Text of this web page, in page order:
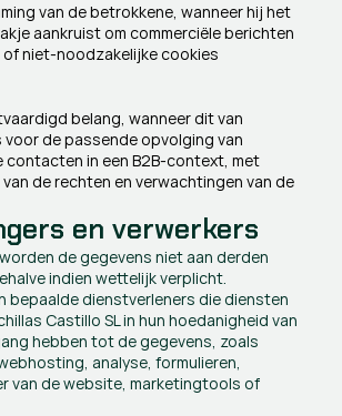
van de betrokkene, wanneer hij het
aankruist om commerciële berichten
niet-noodzakelijke cookies
belang, wanneer dit van
de passende opvolging van
in een B2B-context, met
de rechten en verwachtingen van de
en verwerkers
de gegevens niet aan derden
indien wettelijk verplicht.
bepaalde dienstverleners die diensten
Castillo SL in hun hoedanigheid van
hebben tot de gegevens, zoals
analyse, formulieren,
van de website, marketingtools of